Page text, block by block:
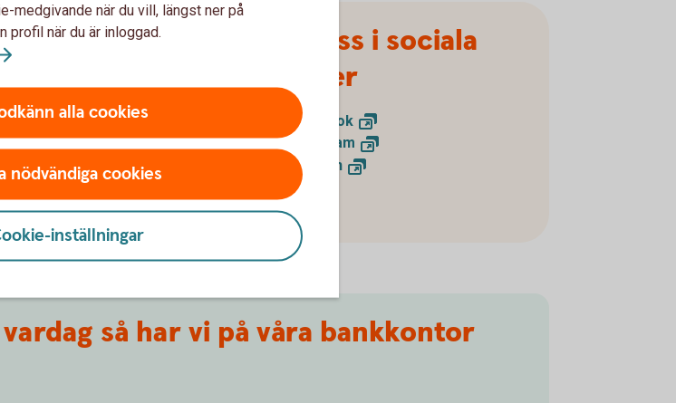
inte är nöjd
du för att lämna ett
Följ oss i sociala
medier
Facebook
Instagram
LinkedIn
så har vi på våra bankkontor
medgivande när du vill, längst ner på
profil när du är inloggad.
alla cookies
nödvändiga cookies
inställningar